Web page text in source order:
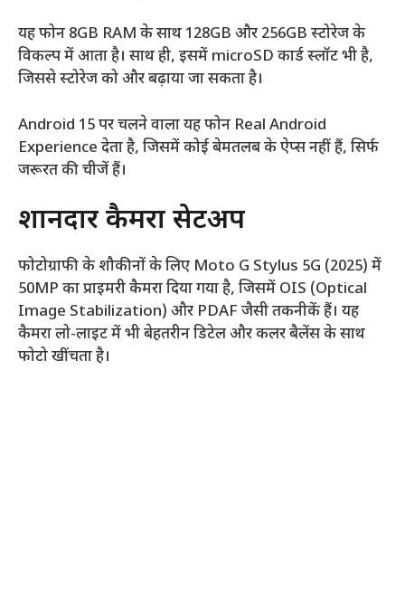
यह फोन 8GB RAM के साथ 128GB और 256GB स्टोरेज के
विकल्प में आता है। साथ ही, इसमें microSD कार्ड स्लॉट भी है,
जिससे स्टोरेज को और बढ़ाया जा सकता है।
Android 15 पर चलने वाला यह फोन Real Android
Experience देता है, जिसमें कोई बेमतलब के ऐप्स नहीं हैं, सिर्फ
जरूरत की चीजें हैं।
शानदार कैमरा सेटअप
फोटोग्राफी के शौकीनों के लिए Moto G Stylus 5G (2025) में
50MP का प्राइमरी कैमरा दिया गया है, जिसमें OIS (Optical
Image Stabilization) और PDAF जैसी तकनीकें हैं। यह
कैमरा लो-लाइट में भी बेहतरीन डिटेल और कलर बैलेंस के साथ
फोटो खींचता है।